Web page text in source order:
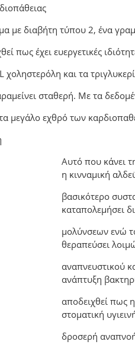
με διαβήτη τύπου 2, ένα
πως έχει ευεργετικές
χοληστερόλη και τα
σταθερή. Με τα
μεγάλο εχθρό των
Αυτό που κάνει
η κινναμική
βασικότερο
καταπολεμήσει
μολύνσεων ενώ
θεραπεύσει
αναπνευστικού
ανάπτυξη
αποδειχθεί πως
στοματική
δροσερή